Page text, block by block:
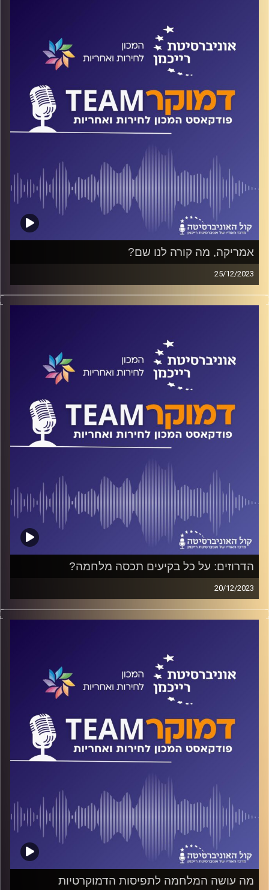
המכון לחירות ואחריות
אמריקה, מה קורה לנו שם?
25/12/2023
פודקאסט המכון לחירות ואחריות באוניברסיטת רייכמן
על התערערות מעמדה של ישראל בארצות הברית בכלל ובקרב
הדמוקרטים והדור הצעיר בפרט. האם זהו מצב זמני או שאנחנו
מאבדים את אמריקה?
השיחה באנגלית.
המכון לחירות ואחריות
הדרוזים: על כל בקיעים תכסה מלחמה?
20/12/2023
פודקאסט המכון לחירות ואחריות באוניברסיטת רייכמן
משלמת מחיר דמים כבד ביותר. עם זאת, לעדה הדרוזית בעיות
קשות שהמדינה לא השכילה עד כה להתמודד עמן ולהציע
פתרונות שיתנו מענה ראוי לצרכים של בני העדה ובעיקר
הצעירים שבהם.
ד"ר חיים וייצמן משוחח עם רפיק חלבי, ראש המועצה
המקומית דלית אל-כרמל על הסתירה בין הנאמנות לבין תחושות
הקיפוח הקשות, והאם על כל העוולות תכסה המלחמה?
קרדיט תמונות: המכון לחירות ואחריות
מה עושה המלחמה לתפיסות הדמוקרטיות